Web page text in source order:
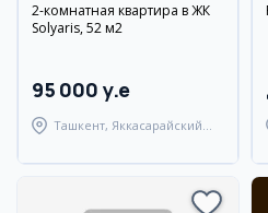
2-комнатная квартира в ЖК
Solyaris, 52 м2
95 000 y.e
Ташкент, Яккасарайский